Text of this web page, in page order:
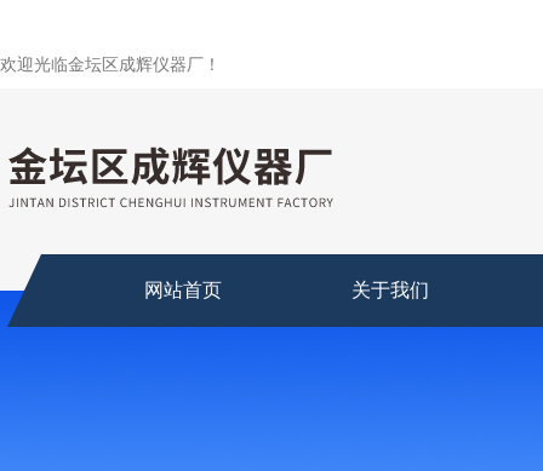
欢迎光临金坛区成辉仪器厂！
网站首页 关于我们